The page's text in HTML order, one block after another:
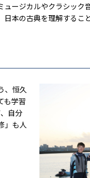
ージカルやクラシッ
本の古典を理解する
、恒久
も学習
自分
」も人